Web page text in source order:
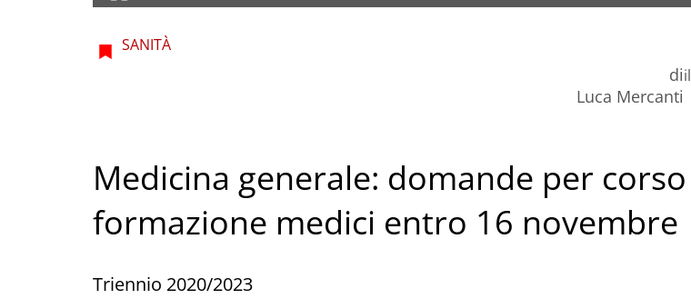
SANITÀ
di
Luca Mercanti
il
Medicina generale: domande per corso
formazione medici entro 16 novembre
Triennio 2020/2023